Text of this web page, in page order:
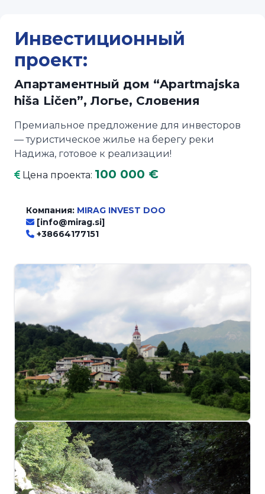
Инвестиционный
проект:
Апартаментный дом “Apartmajska
hiša Ličen”, Логье, Словения
Премиальное предложение для инвесторов
— туристическое жилье на берегу реки
Надижа, готовое к реализации!
Цена проекта: 100 000 €
Компания: MIRAG INVEST DOO
[info@mirag.si]
+38664177151